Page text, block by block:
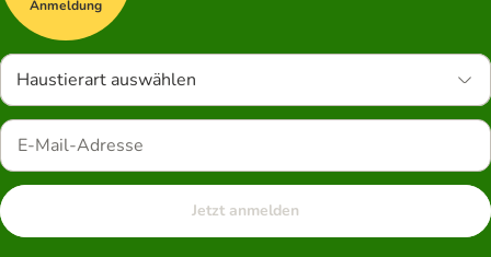
Anmeldung
Haustierart auswählen
Jetzt anmelden